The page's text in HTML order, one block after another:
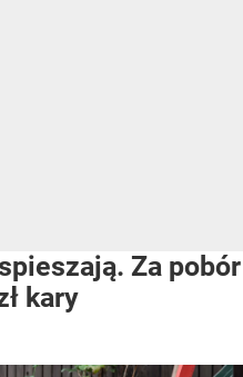
Za pobór
kary